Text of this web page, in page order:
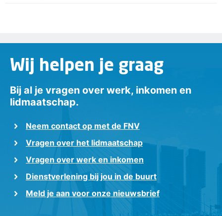
Wij helpen je graag
Bij al je vragen over werk, inkomen en
lidmaatschap.
Neem contact op met de FNV
Vragen over het lidmaatschap
Vragen over werk en inkomen
Dienstverlening bij jou in de buurt
Meld je aan voor onze nieuwsbrief